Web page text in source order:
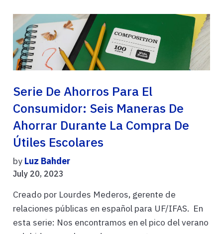
Serie De Ahorros Para El
Consumidor: Seis Maneras De
Ahorrar Durante La Compra De
Útiles Escolares
by Luz Bahder
July 20, 2023
Creado por Lourdes Mederos, gerente de
relaciones públicas en español para UF/IFAS. En
esta serie: Nos encontramos en el pico del verano